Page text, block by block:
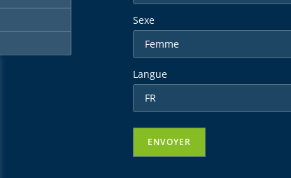
Sexe
Langue